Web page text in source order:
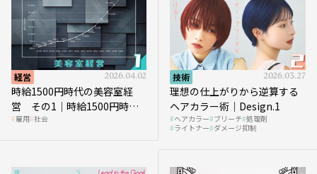
経営 2026.04.02
時給1500円時代の美容室経
営 その1｜時給1500円時代
へ向かう社会的背景
雇用 社会
技術 2026.03.27
理想の仕上がりから逆算する
ヘアカラー術｜Design.1
ヘアカラー ブリーチ 処理剤
ライトナー ダメージ抑制